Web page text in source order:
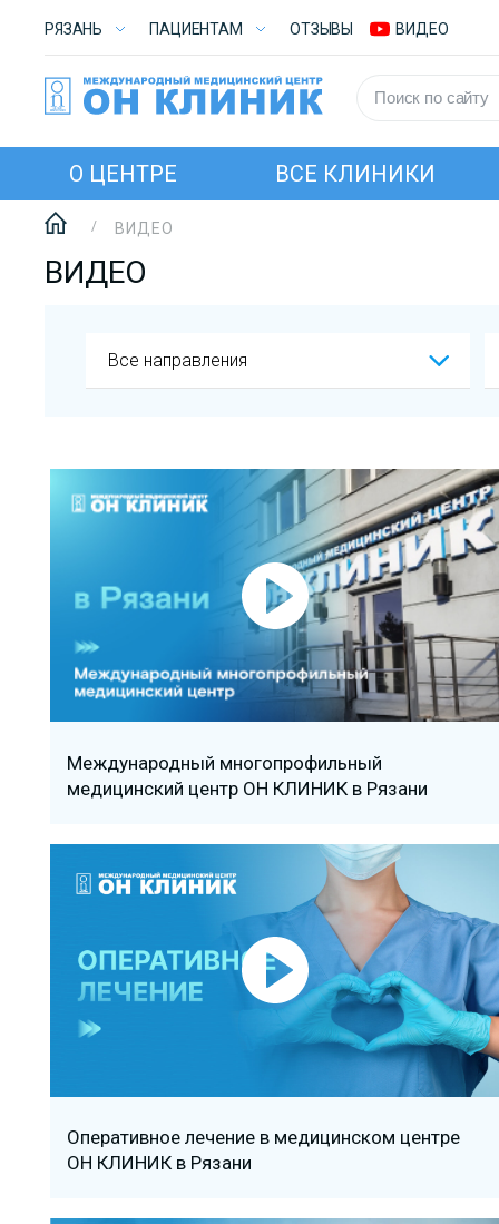
РЯЗАНЬ ПАЦИЕНТАМ ОТЗЫВЫ ВИДЕО
О ЦЕНТРЕ ВСЕ КЛИНИКИ
ВИДЕО
ВИДЕО
Все направления
Международный многопрофильный
медицинский центр ОН КЛИНИК в Рязани
Оперативное лечение в медицинском центре
ОН КЛИНИК в Рязани